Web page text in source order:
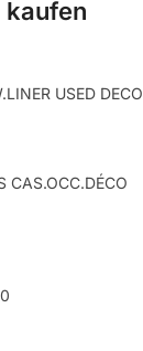
USED DECO
CAS.OCC.DÉCO